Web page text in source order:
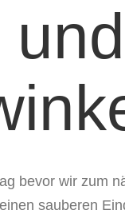
und
bevor wir zum
sauberen